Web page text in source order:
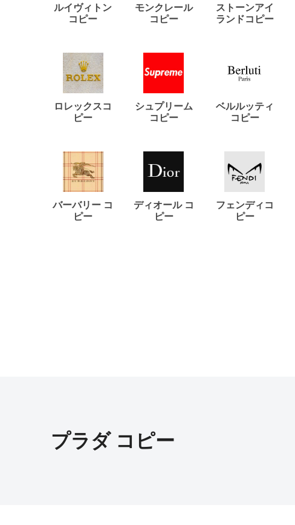
ルイヴィトン
コピー
モンクレール
コピー
ストーンアイ
ランドコピー
ロレックスコ
ピー
シュプリーム
コピー
ベルルッティ
コピー
バーバリー コ
ピー
ディオール コ
ピー
フェンディコ
ピー
プラダ コピー